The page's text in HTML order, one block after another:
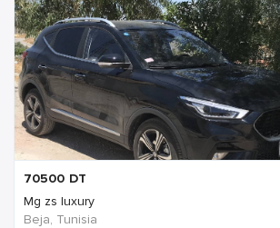
70500 DT
Mg zs luxury
Beja, Tunisia